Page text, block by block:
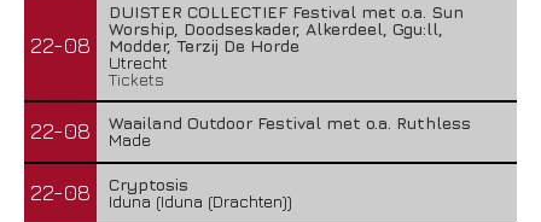
22-08
DUISTER COLLECTIEF Festival met o.a. Sun
Worship, Doodseskader, Alkerdeel, Ggu:ll,
Modder, Terzij De Horde
Utrecht
Tickets
22-08
Waailand Outdoor Festival met o.a. Ruthless
Made
22-08
Cryptosis
Iduna (Iduna (Drachten))